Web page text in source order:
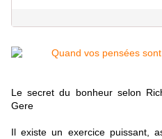
Le secret du bonheur selon
Gere
Il existe un exercice puissant,